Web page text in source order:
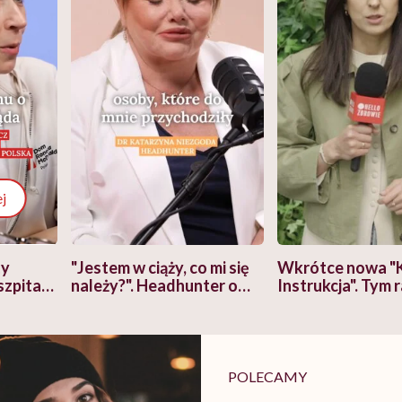
"Jestem w ciąży, co mi się
należy?". Headhunter o
pracy
Wkrótce nowa
Instrukcja". Tym
POLECAMY